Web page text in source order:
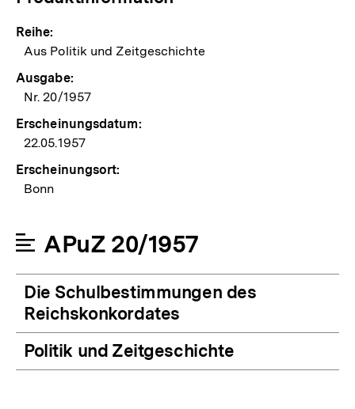
Reihe:
Aus Politik und Zeitgeschichte
Ausgabe:
Nr. 20/1957
Erscheinungsdatum:
22.05.1957
Erscheinungsort:
Bonn
APuZ 20/1957
Die Schulbestimmungen des
Reichskonkordates
Politik und Zeitgeschichte